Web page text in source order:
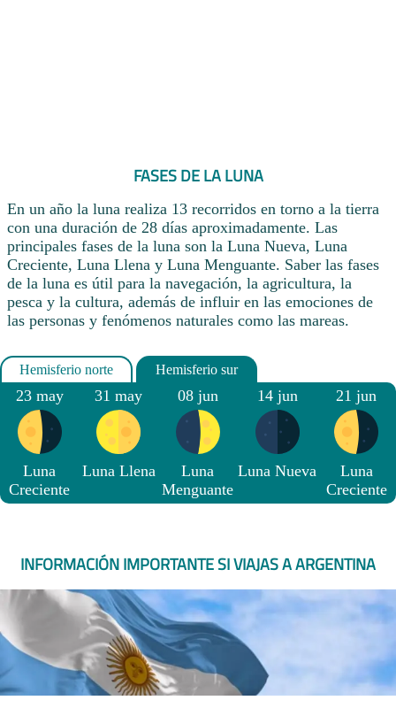
FASES DE LA LUNA
En un año la luna realiza 13 recorridos en torno a la tierra
con una duración de 28 días aproximadamente. Las
principales fases de la luna son la Luna Nueva, Luna
Creciente, Luna Llena y Luna Menguante. Saber las fases
de la luna es útil para la navegación, la agricultura, la
pesca y la cultura, además de influir en las emociones de
las personas y fenómenos naturales como las mareas.
23 may
Luna
Creciente
31 may
Luna Llena
08 jun
Luna
Menguante
14 jun
Luna Nueva
21 jun
Luna
Creciente
INFORMACIÓN IMPORTANTE SI VIAJAS A ARGENTINA